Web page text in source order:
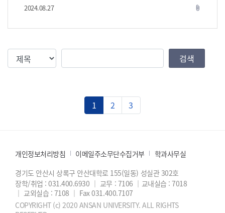
문을 양식에 첨부 1의 양식에 맞추어 제출 *포트폴리
포트폴리오 전시 *사례보고서 & 스토리텔링 대상: 3학
텔링을 첨부 2, 3의 양식에 맞추어 제출 *브이로그 대
상: 1학년 주제: 대학생활적응 이야기(3분 미만 영상)
예) 임상기본간호학 교과목에서 배운 감염내용 또는 과
도 참가상, 인기상 등 다양한 수상 기회 제공 예정 * 향
후 자소서에 좋은 이력으로 기술 가능 * 4학년 논문 제출
작 중 우수작은 간호학회지 게재 가능 * 우수 브이로그
는 제출자 동의하에 향후 학과 홍보영상으로 활용 본 학
술제 참여 경험은 여러분의 소중한 자산이 될 것입니다.
재학생 여러분들의 많은 참여를 부탁합니다.
2024.08.27 attach_file
검색조건 검색값 검색
1 2 3
개인정보처리방침 이메일주소무단수집거부
학과사무실
경기도 안산시 상록구 안산대학로 155(일동) 성실관 302호
장학/취업 : 031.400.6930 ｜ 교무 : 7106 ｜ 교내실습 : 7018
｜ 교외실습 : 7108 ｜ Fax 031.400.7107
COPYRIGHT (c) 2020 ANSAN UNIVERSITY. ALL RIGHTS